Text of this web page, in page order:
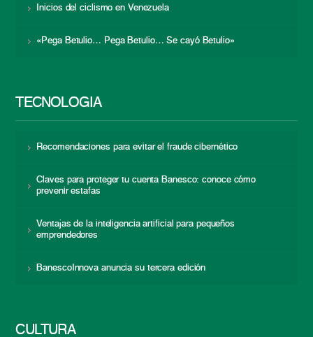
Inicios del ciclismo en Venezuela
«Pega Betulio… Pega Betulio… Se cayó Betulio»
TECNOLOGÍA
Recomendaciones para evitar el fraude cibernético
Claves para proteger tu cuenta Banesco: conoce cómo
prevenir estafas
Ventajas de la inteligencia artificial para pequeños
emprendedores
BanescoInnova anuncia su tercera edición
CULTURA